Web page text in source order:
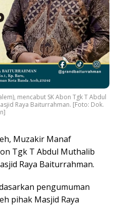
mencabut SK Abon Tgk T Abdul
Raya Baiturrahman. [Foto: Dok.
Muzakir Manaf
Tgk T Abdul Muthalib
Raya Baiturrahman.
pengumuman
pihak Masjid Raya